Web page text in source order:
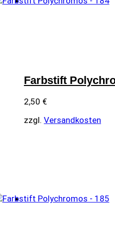
Farbstift
2,50 €
zzgl. Versandkosten